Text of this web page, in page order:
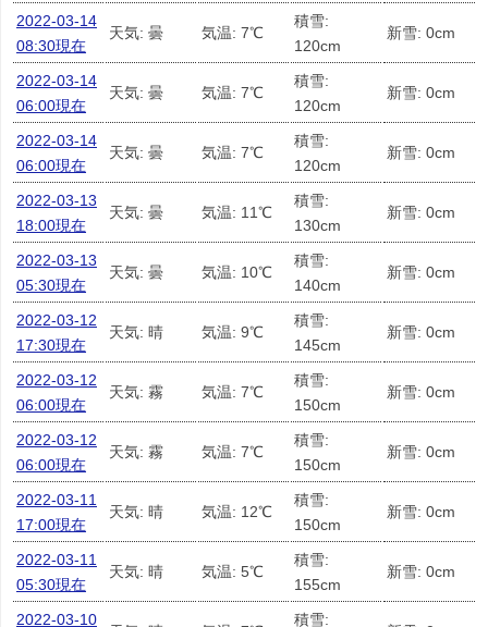
2022-03-14
08:30現在
天気: 曇 気温: 7℃
積雪:
120cm
新雪: 0cm
2022-03-14
06:00現在
天気: 曇 気温: 7℃
積雪:
120cm
新雪: 0cm
2022-03-14
06:00現在
天気: 曇 気温: 7℃
積雪:
120cm
新雪: 0cm
2022-03-13
18:00現在
天気: 曇 気温: 11℃
積雪:
130cm
新雪: 0cm
2022-03-13
05:30現在
天気: 曇 気温: 10℃
積雪:
140cm
新雪: 0cm
2022-03-12
17:30現在
天気: 晴 気温: 9℃
積雪:
145cm
新雪: 0cm
2022-03-12
06:00現在
天気: 霧 気温: 7℃
積雪:
150cm
新雪: 0cm
2022-03-12
06:00現在
天気: 霧 気温: 7℃
積雪:
150cm
新雪: 0cm
2022-03-11
17:00現在
天気: 晴 気温: 12℃
積雪:
150cm
新雪: 0cm
2022-03-11
05:30現在
天気: 晴 気温: 5℃
積雪:
155cm
新雪: 0cm
2022-03-10
積雪: